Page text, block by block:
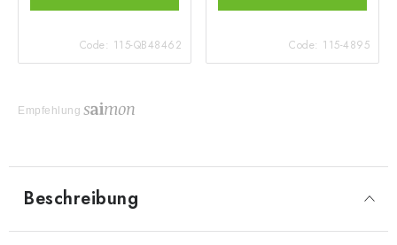
Code: 115-QB48462 Code: 115-4895
Empfehlung
Beschreibung